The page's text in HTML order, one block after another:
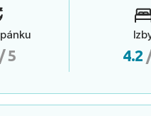
/ 5 4.2